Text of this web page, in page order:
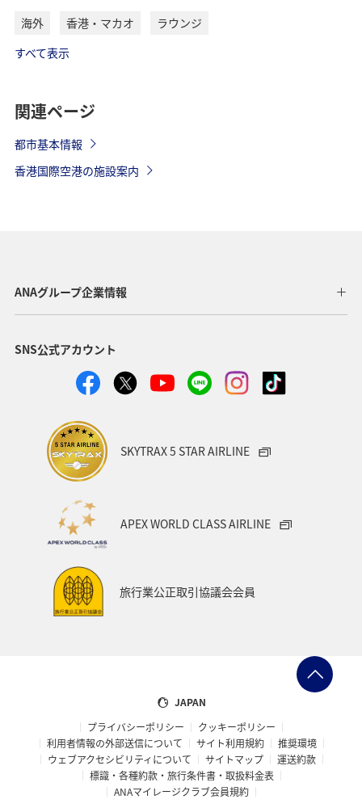
海外 香港・マカオ
ラウンジ
すべて表示
関連ページ
都市基本情報
香港国際空港の施設案内
ANAグループ企業情報
SNS公式アカウント
SKYTRAX 5 STAR AIRLINE
APEX WORLD CLASS AIRLINE
旅行業公正取引協議会会員
JAPAN
プライバシーポリシー
クッキーポリシー
利用者情報の外部送信について
サイト利用規約
推奨環境
ウェブアクセシビリティについて
サイトマップ
運送約款
標識・各種約款・旅行条件書・取扱料金表
ANAマイレージクラブ会員規約